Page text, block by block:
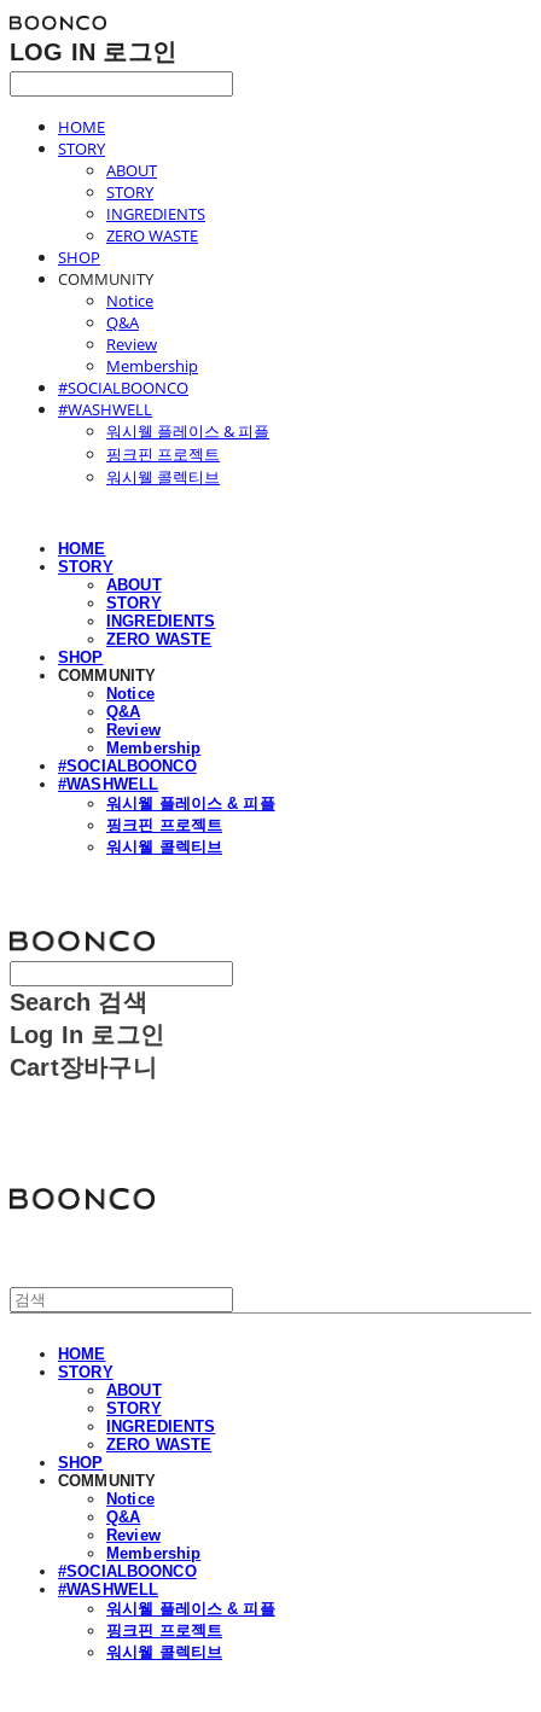
LOG IN 로그인
HOME
STORY
ABOUT
STORY
INGREDIENTS
ZERO WASTE
SHOP
COMMUNITY
Notice
Q&A
Review
Membership
#SOCIALBOONCO
#WASHWELL
워시웰 플레이스 & 피플
핑크핀 프로젝트
워시웰 콜렉티브
HOME
STORY
ABOUT
STORY
INGREDIENTS
ZERO WASTE
SHOP
COMMUNITY
Notice
Q&A
Review
Membership
#SOCIALBOONCO
#WASHWELL
워시웰 플레이스 & 피플
핑크핀 프로젝트
워시웰 콜렉티브
Search 검색
Log In 로그인
Cart장바구니
HOME
STORY
ABOUT
STORY
INGREDIENTS
ZERO WASTE
SHOP
COMMUNITY
Notice
Q&A
Review
Membership
#SOCIALBOONCO
#WASHWELL
워시웰 플레이스 & 피플
핑크핀 프로젝트
워시웰 콜렉티브